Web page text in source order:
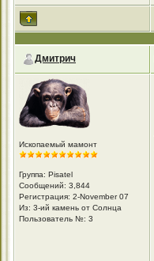
Дмитрич
Ископаемый мамонт
Группа: Pisatel
Сообщений: 3,844
Регистрация: 2-November 07
Из: 3-ий камень от Солнца
Пользователь №: 3